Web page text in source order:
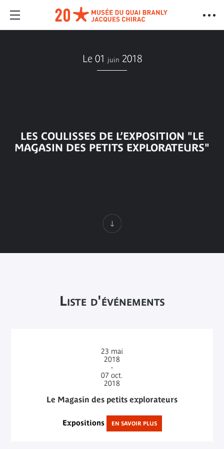
Le 01 juin 2018
LES COULISSES DE L’EXPOSITION "LE
MAGASIN DES PETITS EXPLORATEURS"
Liste d'événements
23 mai
2018
-
07 oct.
2018
Le Magasin des petits explorateurs
Expositions EN SAVOIR PLUS